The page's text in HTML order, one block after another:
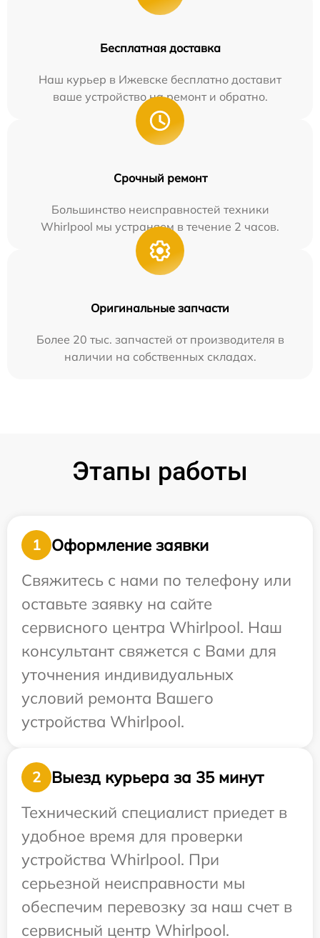
Бесплатная доставка
Наш курьер в Ижевске бесплатно доставит
ваше устройство на ремонт и обратно.
Срочный ремонт
Большинство неисправностей техники
Whirlpool мы устраняем в течение 2 часов.
Оригинальные запчасти
Более 20 тыс. запчастей от производителя в
наличии на собственных складах.
Этапы работы
1
Оформление заявки
Свяжитесь с нами по телефону или
оставьте заявку на сайте
сервисного центра Whirlpool. Наш
консультант свяжется с Вами для
уточнения индивидуальных
условий ремонта Вашего
устройства Whirlpool.
2
Выезд курьера за 35 минут
Технический специалист приедет в
удобное время для проверки
устройства Whirlpool. При
серьезной неисправности мы
обеспечим перевозку за наш счет в
сервисный центр Whirlpool.